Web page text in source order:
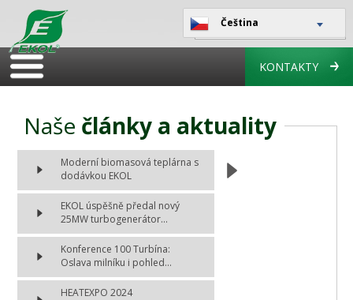
Čeština
KONTAKTY
Naše články a aktuality
Moderní biomasová teplárna s
dodávkou EKOL
EKOL úspěšně předal nový
25MW turbogenerátor...
Konference 100 Turbína:
Oslava milníku i pohled...
HEATEXPO 2024